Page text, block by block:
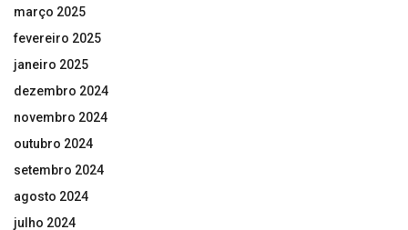
março 2025
fevereiro 2025
janeiro 2025
dezembro 2024
novembro 2024
outubro 2024
setembro 2024
agosto 2024
julho 2024